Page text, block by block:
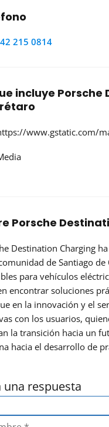
215 0814
incluye
www.gstatic.com/
Porsche
Destination Charging
de Santiago
para vehículos
encontrar soluciones
en la innovación y el
con los usuarios,
la transición hacia un
hacia el desarrollo de
una respuesta